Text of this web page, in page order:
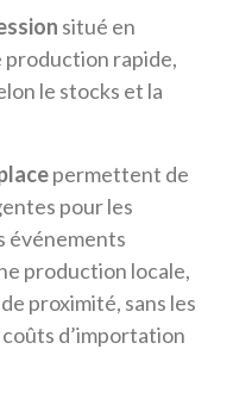
situé en
production rapide,
le stocks et la
permettent de
pour les
événements
production locale,
proximité, sans les
d’importation